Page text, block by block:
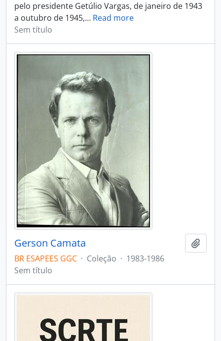
pelo presidente Getúlio Vargas, de janeiro de 1943
a outubro de 1945,… Read more
Sem título
Gerson Camata
BR ESAPEES GGC · Coleção · 1983-1986
Sem título